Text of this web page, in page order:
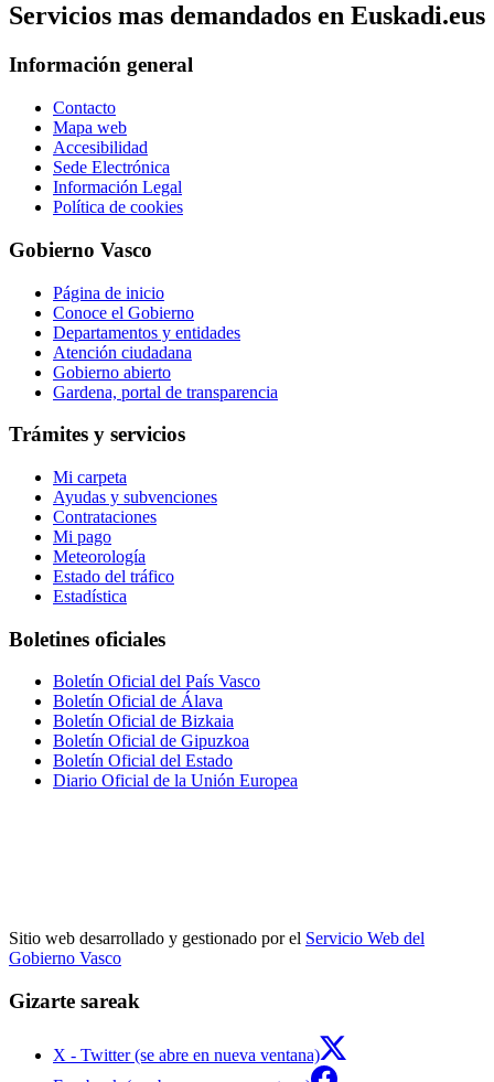
Servicios mas demandados en Euskadi.eus
Información general
Contacto
Mapa web
Accesibilidad
Sede Electrónica
Información Legal
Política de cookies
Gobierno Vasco
Página de inicio
Conoce el Gobierno
Departamentos y entidades
Atención ciudadana
Gobierno abierto
Gardena, portal de transparencia
Trámites y servicios
Mi carpeta
Ayudas y subvenciones
Contrataciones
Mi pago
Meteorología
Estado del tráfico
Estadística
Boletines oficiales
Boletín Oficial del País Vasco
Boletín Oficial de Álava
Boletín Oficial de Bizkaia
Boletín Oficial de Gipuzkoa
Boletín Oficial del Estado
Diario Oficial de la Unión Europea
Sitio web desarrollado y gestionado por el Servicio Web del
Gobierno Vasco
Gizarte sareak
X - Twitter (se abre en nueva ventana)